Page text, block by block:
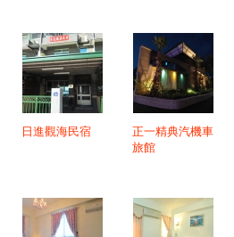
日進觀海民宿
正一精典汽機車
旅館